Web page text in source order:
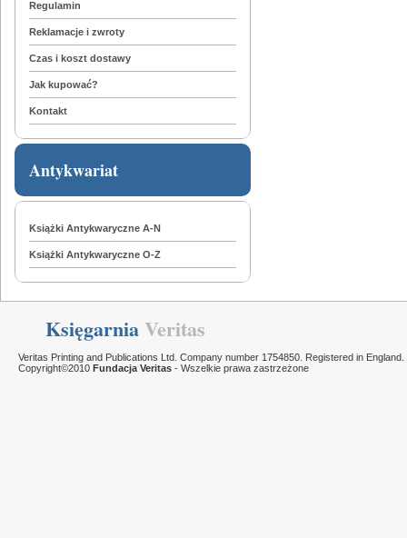
Regulamin
Reklamacje i zwroty
Czas i koszt dostawy
Jak kupować?
Kontakt
Antykwariat
Książki Antykwaryczne A-N
Książki Antykwaryczne O-Z
KsięgarniaVeritas
Veritas Printing and Publications Ltd. Company number 1754850. Registered in England.
Copyright©2010 Fundacja Veritas - Wszelkie prawa zastrzeżone